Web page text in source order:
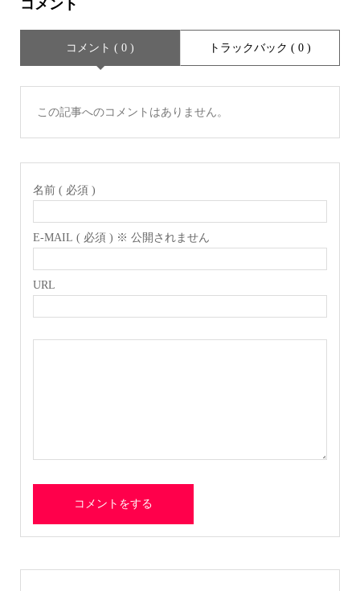
コメント
コメント ( 0 ) トラックバック ( 0 )
この記事へのコメントはありません。
名前 ( 必須 )
E-MAIL ( 必須 ) ※ 公開されません
URL